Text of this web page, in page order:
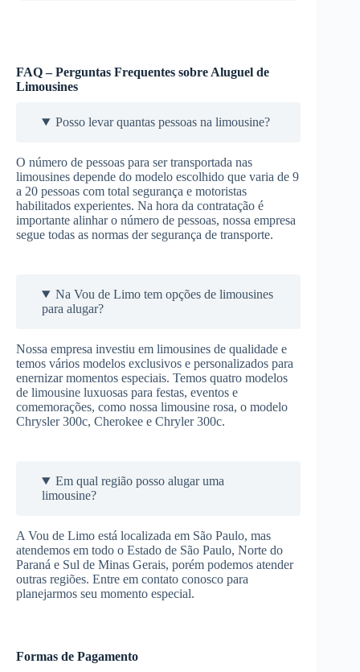
FAQ – Perguntas Frequentes sobre Aluguel de
Limousines
Posso levar quantas pessoas na limousine?
O número de pessoas para ser transportada nas
limousines depende do modelo escolhido que varia de 9
a 20 pessoas com total segurança e motoristas
habilitados experientes. Na hora da contratação é
importante alinhar o número de pessoas, nossa empresa
segue todas as normas der segurança de transporte.
Na Vou de Limo tem opções de limousines
para alugar?
Nossa empresa investiu em limousines de qualidade e
temos vários modelos exclusivos e personalizados para
enernizar momentos especiais. Temos quatro modelos
de limousine luxuosas para festas, eventos e
comemorações, como nossa limousine rosa, o modelo
Chrysler 300c, Cherokee e Chryler 300c.
Em qual região posso alugar uma
limousine?
A Vou de Limo está localizada em São Paulo, mas
atendemos em todo o Estado de São Paulo, Norte do
Paraná e Sul de Minas Gerais, porém podemos atender
outras regiões. Entre em contato conosco para
planejarmos seu momento especial.
Formas de Pagamento